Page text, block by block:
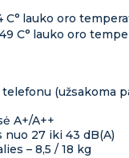
C° lauko oro
C° lauko oro
(užsakoma
A+/A++
nuo 27 iki 43 dB(A)
– 8,5 / 18 kg